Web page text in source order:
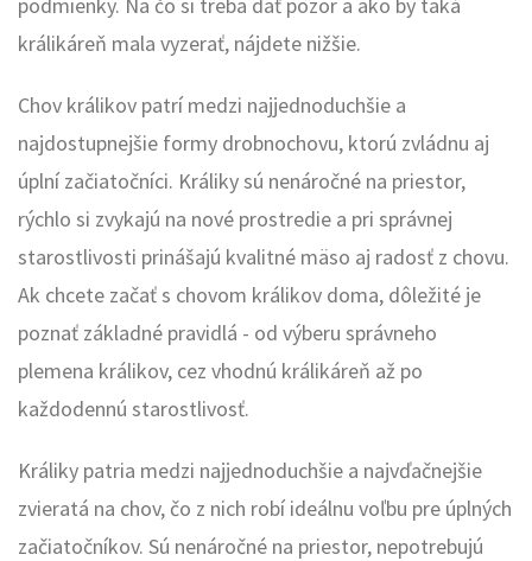
králikáreň mala vyzerať, nájdete nižšie.
Chov králikov patrí medzi najjednoduchšie a
najdostupnejšie formy drobnochovu, ktorú zvládnu aj
úplní začiatočníci. Králiky sú nenáročné na priestor,
rýchlo si zvykajú na nové prostredie a pri správnej
starostlivosti prinášajú kvalitné mäso aj radosť z chovu.
Ak chcete začať s chovom králikov doma, dôležité je
poznať základné pravidlá - od výberu správneho
plemena králikov, cez vhodnú králikáreň až po
každodennú starostlivosť.
Králiky patria medzi najjednoduchšie a najvďačnejšie
zvieratá na chov, čo z nich robí ideálnu voľbu pre úplných
začiatočníkov. Sú nenáročné na priestor, nepotrebujú